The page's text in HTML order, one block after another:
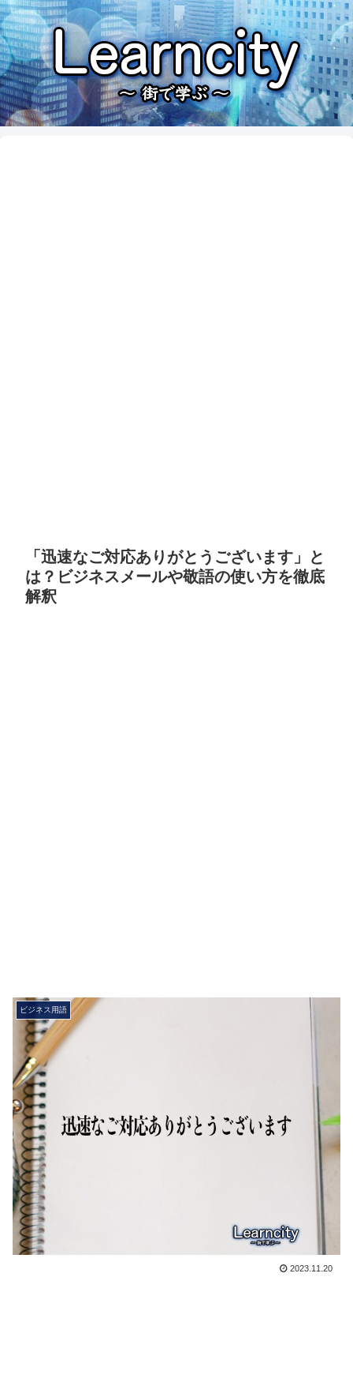
「迅速なご対応ありがとうございます」と
は？ビジネスメールや敬語の使い方を徹底
解釈
ビジネス用語
2023.11.20